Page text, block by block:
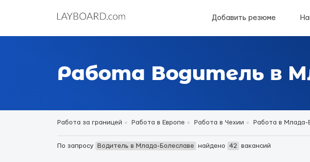
Добавить резюме
Работа Водитель в
Работа за границей Работа в Европе Работа в Чехии Работа в Млада-
По запросу Водитель в Млада-Болеславе найдено 42 вакансий